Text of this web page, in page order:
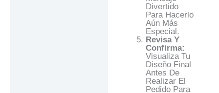
Divertido
Para Hacerlo
Aún Más
Especial.
Revisa Y
Confirma:
Visualiza Tu
Diseño Final
Antes De
Realizar El
Pedido Para